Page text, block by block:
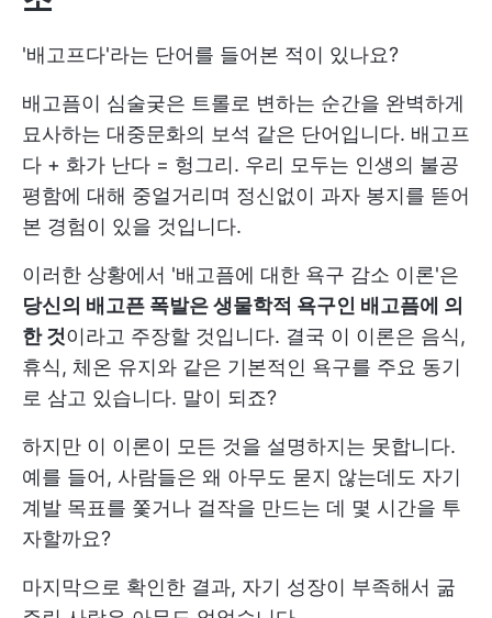
'배고프다'라는 단어를 들어본 적이 있나요?
배고픔이 심술궂은 트롤로 변하는 순간을 완벽하게
묘사하는 대중문화의 보석 같은 단어입니다. 배고프
다 + 화가 난다 = 헝그리. 우리 모두는 인생의 불공
평함에 대해 중얼거리며 정신없이 과자 봉지를 뜯어
본 경험이 있을 것입니다.
이러한 상황에서 '배고픔에 대한 욕구 감소 이론'은
당신의 배고픈 폭발은 생물학적 욕구인 배고픔에 의
한 것이라고 주장할 것입니다. 결국 이 이론은 음식,
휴식, 체온 유지와 같은 기본적인 욕구를 주요 동기
로 삼고 있습니다. 말이 되죠?
하지만 이 이론이 모든 것을 설명하지는 못합니다.
예를 들어, 사람들은 왜 아무도 묻지 않는데도 자기
계발 목표를 쫓거나 걸작을 만드는 데 몇 시간을 투
자할까요?
마지막으로 확인한 결과, 자기 성장이 부족해서 굶